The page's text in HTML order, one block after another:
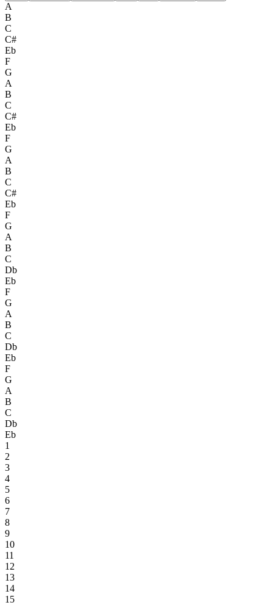
A
B
C
C#
Eb
F
G
A
B
C
C#
Eb
F
G
A
B
C
C#
Eb
F
G
A
B
C
Db
Eb
F
G
A
B
C
Db
Eb
F
G
A
B
C
Db
Eb
1
2
3
4
5
6
7
8
9
10
11
12
13
14
15